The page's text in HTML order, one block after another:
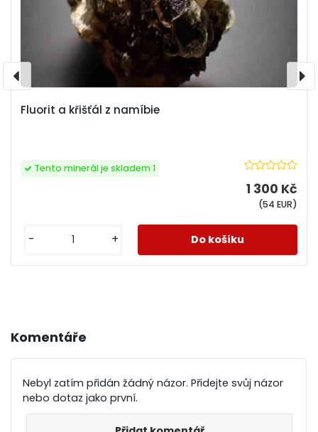
Fluorit a křišťál z namíbie
1 300 Kč
(54 EUR)
Tento minerál je skladem 1
- +
Komentáře
Nebyl zatím přidán žádný názor. Přidejte svůj názor
nebo dotaz jako první.